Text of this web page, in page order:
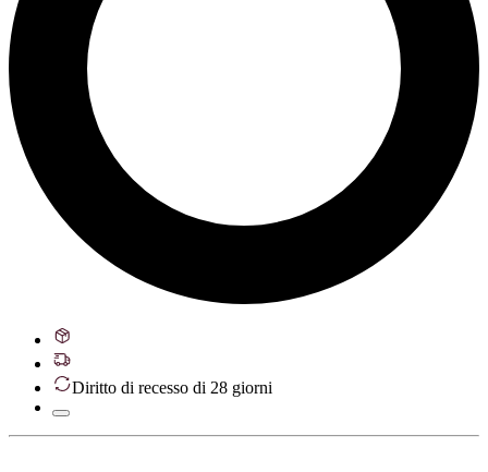
Diritto di recesso di 28 giorni